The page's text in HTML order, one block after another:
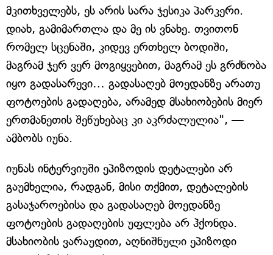
მკითხველებს, ეს არის სარა ჯესიკა პარკერი.
დიახ, გამიმართლა და მე ის ვნახე. თვითონ
რომელ სცენაში, კიდევ ერთხელ ბოდიში,
მაგრამ ჯერ ვერ მოგიყვებით, მაგრამ ეს გრძნობა
იყო გადასარევი… გადასაღებ მოედანზე არათუ
ფოტოების გადაღება, არამედ მსახიობების მიერ
ერთმანეთის შეწუხებაც კი აკრძალულია", —
ამბობს იუნა.
იუნას ინტერვიუში ეპიზოდის დეტალები არ
გაუმხელია, რადგან, მისი თქმით, დეტალების
გასაჯაროებისა და გადასაღებ მოედანზე
ფოტოების გადაღების უფლება არ ჰქონდა.
მსახიობის ვარაუდით, აღნიშნული ეპიზოდი